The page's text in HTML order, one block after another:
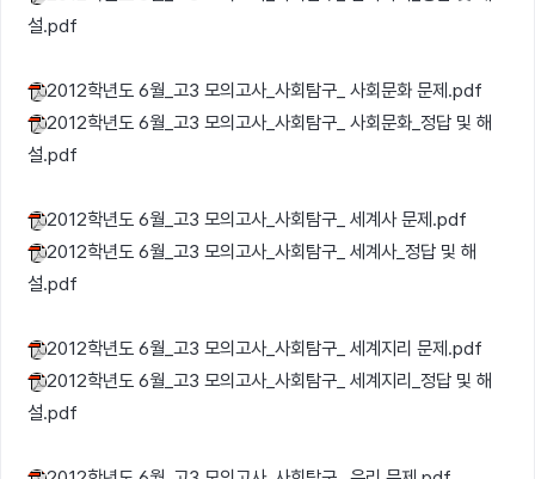
설.pdf
2012학년도 6월_고3 모의고사_사회탐구_ 사회문화 문제.pdf
2012학년도 6월_고3 모의고사_사회탐구_ 사회문화_정답 및 해
설.pdf
2012학년도 6월_고3 모의고사_사회탐구_ 세계사 문제.pdf
2012학년도 6월_고3 모의고사_사회탐구_ 세계사_정답 및 해
설.pdf
2012학년도 6월_고3 모의고사_사회탐구_ 세계지리 문제.pdf
2012학년도 6월_고3 모의고사_사회탐구_ 세계지리_정답 및 해
설.pdf